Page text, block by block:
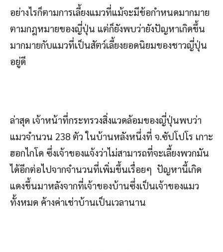
อย่างไรก็ตามการเลี้ยงแมวที่แม้จะมีข้อกำหนดมากมาย
ตามกฎหมายของญี่ปุ่น แต่ก็ยังพบว่ายังปัญหาเกิดขึ้น
มากมายกับแมวที่เป็นสัตว์เลี้ยงยอดนิยมของชาวญี่ปุ่น
อยู่ดี
ล่าสุด เจ้าหน้าที่กระทรวงสิ่งแวดล้อมของญี่ปุ่นพบว่า
แมวจำนวน 238 ตัว ในบ้านหลังหนึ่งที่ จ.ซัปโปโร เกาะ
ฮอกไกโด ซึ่งเจ้าของแจ้งว่าไม่สามารถที่จะเลี้ยงพวกมัน
ได้อีกต่อไปจากจำนวนที่เพิ่มขึ้นเรื่อยๆ ปัญหานี้เกิด
แดงขึ้นมาหลังจากที่เจ้าของบ้านซึ่งเป็นเจ้าของแมว
ทั้งหมด ค้างค่าเช่าบ้านเป็นเวลานาน